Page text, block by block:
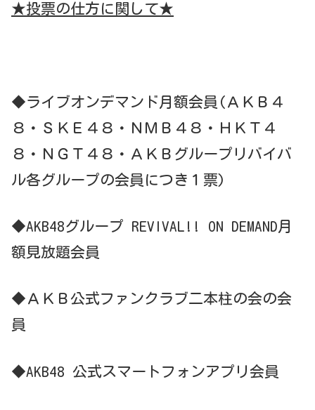
★投票の仕方に関して★
◆ライブオンデマンド月額会員(ＡＫＢ４
８・ＳＫＥ４８・ＮＭＢ４８・ＨＫＴ４
８・ＮＧＴ４８・ＡＫＢグループリバイバ
ル各グループの会員につき１票)
◆AKB48グループ REVIVAL!! ON DEMAND月
額見放題会員
◆ＡＫＢ公式ファンクラブ二本柱の会の会
員
◆AKB48 公式スマートフォンアプリ会員